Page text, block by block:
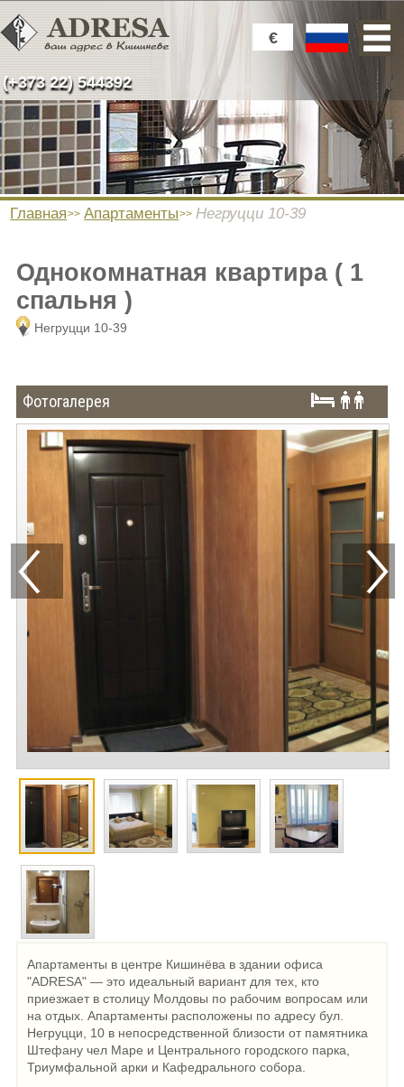
€
(+373 22) 544392
Главная Апартаменты Негруцци 10-39
Однокомнатная квартира ( 1
спальня )
Негруцци 10-39
Фотогалерея
Апартаменты в центре Кишинёва в здании офиса
"ADRESA" — это идеальный вариант для тех, кто
приезжает в столицу Молдовы по рабочим вопросам или
на отдых. Апартаменты расположены по адресу бул.
Негруцци, 10 в непосредственной близости от памятника
Штефану чел Маре и Центрального городского парка,
Триумфальной арки и Кафедрального собора.